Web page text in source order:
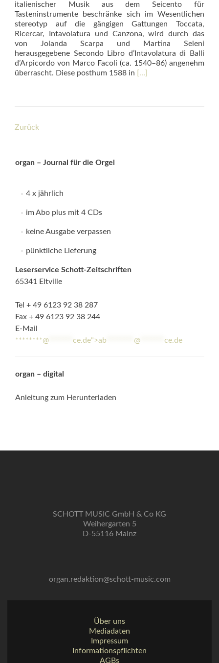
italienischer Musik aus dem Seicento für
Tasteninstrumente beschränke sich im Wesentlichen
stereotyp auf die gängigen Gattungen Toccata,
Ricercar, Intavolatura und Canzona, wird durch das
von Jolanda Scarpa und Martina Seleni
herausgegebene Secondo Libro d’Intavolatura di Balli
d’Arpicordo von Marco Facoli (ca. 1540–86) angenehm
überrascht. Diese posthum 1588 in Read
[…]
Zurück
organ – Journal für die Orgel
4 x jährlich
im Abo plus mit 4 CDs
keine Ausgabe verpassen
pünktliche Lieferung
Leserservice Schott-Zeitschriften
65341 Eltville
Tel + 49 6123 92 38 287
Fax + 49 6123 92 38 244
E-Mail
********@
ce.de">ab @ ce.de
organ – digital
Anleitung zum Herunterladen
SCHOTT MUSIC GmbH & Co KG
Weihergarten 5
D-55116 Mainz
organ.redaktion@schott-music.com
Über uns
Mediadaten
Impressum
Informationspflichten
AGBs